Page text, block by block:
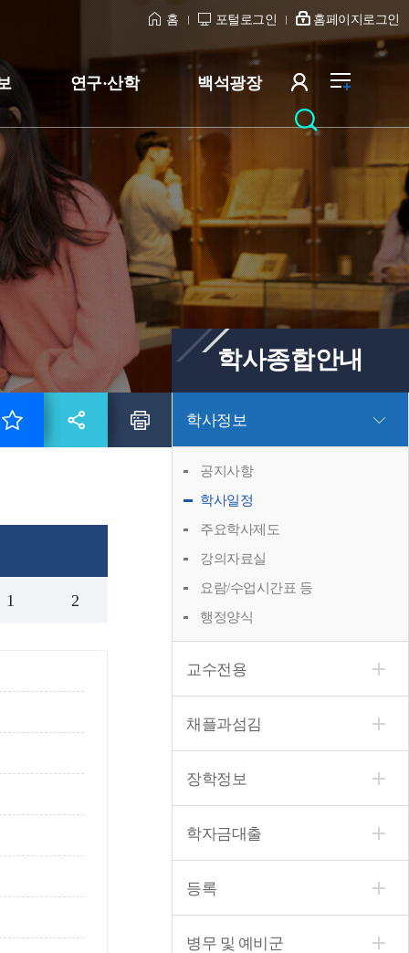
홈 포털로그인 홈페이지로그인
연구·산학 백석광장
학사종합안내
학사정보
공지사항
학사일정
주요학사제도
강의자료실
요람/수업시간표 등
행정양식
교수전용
채플과섬김
장학정보
학자금대출
등록
병무 및 예비군
1 2